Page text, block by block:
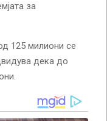
за
125 милиони се
дека до